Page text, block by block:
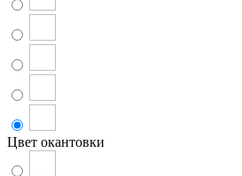
Цвет окантовки